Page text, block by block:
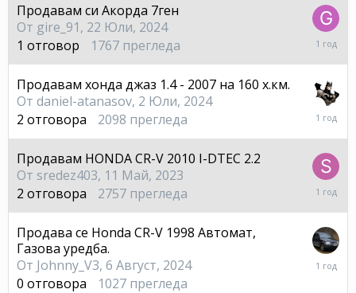
Продавам си Акорда 7ген
От gire_91, 22 Юли, 2024
1 отговор 1767 прегледа
18
2024
Продавам хонда джаз 1.4 - 2007 на 160 х.км.
От daniel-atanasov, 2 Юли, 2024
2 отговора 2098 прегледа
2
2024
Продавам HONDA CR-V 2010 I-DTEC 2.2
От sredez403, 11 Май, 2023
2 отговора 2757 прегледа
15
Август,
2024
Продава се Honda CR-V 1998 Автомат,
Газова уредба.
От Johnny_V3, 6 Август, 2024
0 отговора 1027 прегледа
6
Август,